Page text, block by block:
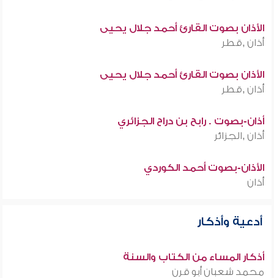
الأذان بصوت القارئ أحمد جلال يحيى
أذان ,قطر
الأذان بصوت القارئ أحمد جلال يحيى
أذان ,قطر
أذان-بصوت . رابح بن دراح الجزائري
أذان ,الجزائر
الأذان-بصوت أحمد الكوردي
أذان
أدعية وأذكار
أذكار المساء من الكتاب والسنة
محمد شعبان أبو قرن